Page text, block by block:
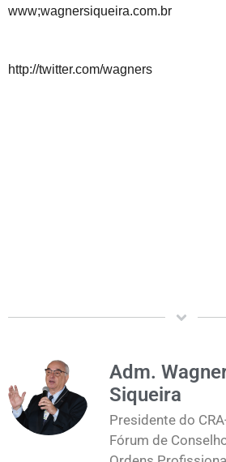
www;wagnersiqueira.com.br
http://twitter.com/wagners
Adm.
Siqueira
Presidente do
Fórum de